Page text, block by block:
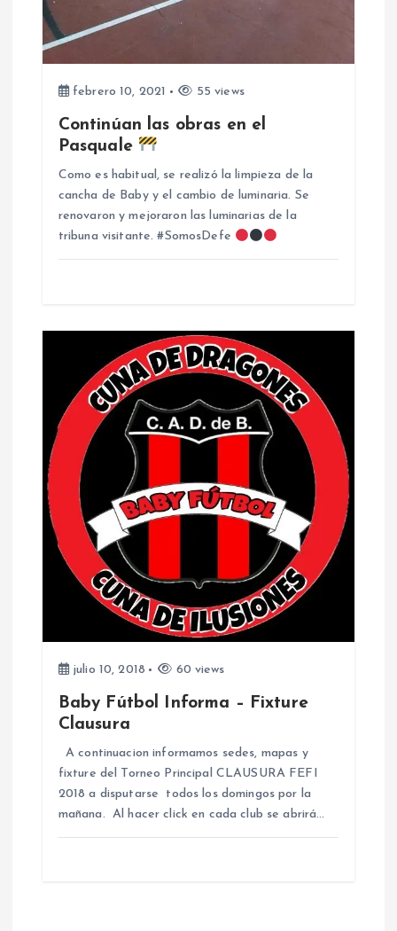
d
febrero 10, 2021 55 views
Continúan las obras en el
Pasquale
Como es habitual, se realizó la limpieza de la
cancha de Baby y el cambio de luminaria. Se
renovaron y mejoraron las luminarias de la
tribuna visitante. #SomosDefe
julio 10, 2018 60 views
Baby Fútbol Informa – Fixture
Clausura
A continuacion informamos sedes, mapas y
fixture del Torneo Principal CLAUSURA FEFI
2018 a disputarse todos los domingos por la
mañana. Al hacer click en cada club se abrirá…